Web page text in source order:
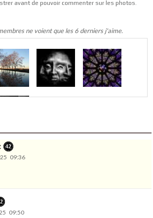
avant de pouvoir commenter sur les photos.
ne voient que les 6 derniers j'aime.
.
09:36
09:50